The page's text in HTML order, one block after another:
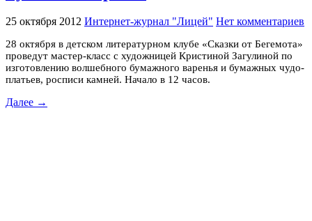
25 октября 2012 Интернет-журнал "Лицей" Нет комментариев
28 октября в детском литературном клубе «Сказки от Бегемота»
проведут мастер-класс с художницей Кристиной Загулиной по
изготовлению волшебного бумажного варенья и бумажных чудо-
платьев, росписи камней. Начало в 12 часов.
Далее →